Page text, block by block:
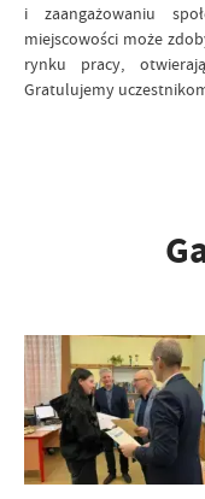
i zaangażowaniu
miejscowości może
rynku pracy,
Gratulujemy